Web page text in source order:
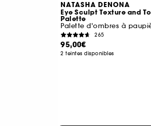
NATASHA DENONA
Eye Sculpt Texture and
Palette
265
95,00€
2 teintes disponibles